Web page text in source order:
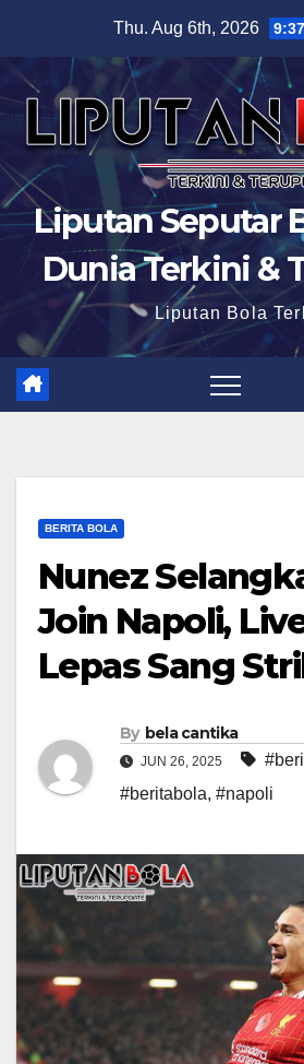
content
Thu. Aug 6th, 2026
Liputan Seputar
Dunia Terkini &
Liputan Bola
BERITA BOLA
Nunez
Join Napoli,
Lepas Sang
By bela cantika
JUN 26, 2025
#beritabola, #napoli